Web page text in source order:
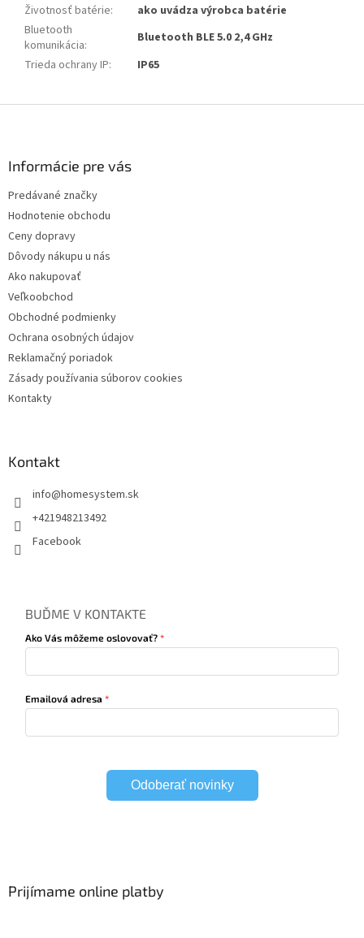
Životnosť batérie:
ako uvádza výrobca batérie
Bluetooth
komunikácia:
Bluetooth BLE 5.0 2,4 GHz
Trieda ochrany IP: IP65
Informácie pre vás
Predávané značky
Hodnotenie obchodu
Ceny dopravy
Dôvody nákupu u nás
Ako nakupovať
Veľkoobchod
Obchodné podmienky
Ochrana osobných údajov
Reklamačný poriadok
Zásady používania súborov cookies
Kontakty
Kontakt
info@homesystem.sk
+421948213492
Facebook
BUĎME V KONTAKTE
Ako Vás môžeme oslovovať?
Emailová adresa
Odoberať novinky
Prijímame online platby